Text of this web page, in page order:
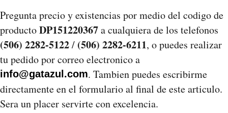
Pregunta precio y existencias por medio del codigo de
productoDP151220367a cualquiera de los telefonos
(506) 2282-5122/ (506) 2282-6211, o puedes realizar
tu pedido por correo electronico a
info@gatazul.com. Tambien puedes escribirme
directamente en el formulario al final de este articulo.
Sera un placer servirte con excelencia.